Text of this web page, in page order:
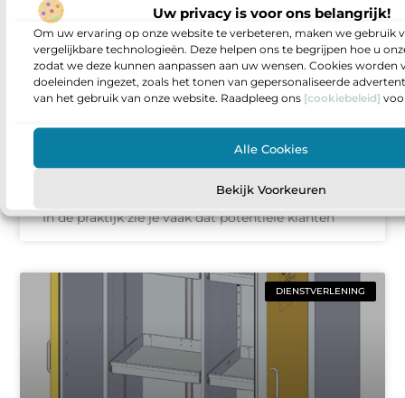
Uw privacy is voor ons belangrijk!
Om uw ervaring op onze website te verbeteren, maken we gebruik
vergelijkbare technologieën. Deze helpen ons te begrijpen hoe u
zodat we deze kunnen aanpassen aan uw wensen. Cookies worden
doeleinden ingezet, zoals het tonen van gepersonaliseerde
van het gebruik van onze website. Raadpleeg ons [cookiebeleid]
Alle Cookies
Bekijk Voorkeuren
fundament voor online groei in
dat aanvragen en telefoontjes toch achterblijven?
In de praktijk zie je vaak dat potentiële klanten
DIENSTVERLENING